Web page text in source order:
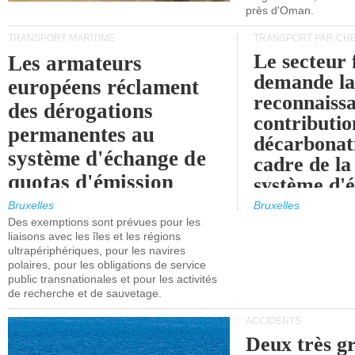
près d'Oman.
TRANSPORT MARITIME
Les armateurs
européens réclament
des dérogations
permanentes au
système d'échange de
quotas d'émission
maritimes de l'UE
après 2030.
Bruxelles
Des exemptions sont prévues pour les
liaisons avec les îles et les régions
ultrapériphériques, pour les navires
polaires, pour les obligations de service
public transnationales et pour les activités
de recherche et de sauvetage.
TRANSPORT PAR
Le
demande la
cadre de
système
quotas
Bruxelles
ACCIDENTS
Deux très